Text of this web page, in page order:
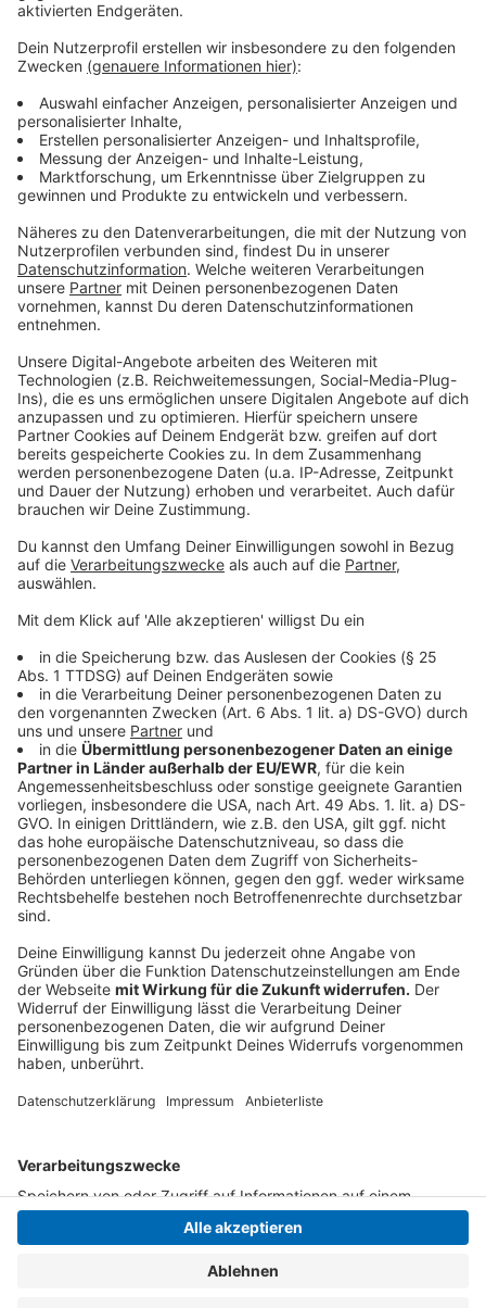
Blaumeisenweg 53
Schulstraße 2
Feldstraße 7a
Nordring 56
Alter Markt 1
Ackerstraße 1, 9a und 12
Grenzstraße 25 und 120
Kirchenfeld 5
Corneliusstraße 167
Kastanienallee 46
Leipziger Straße 135
Willicher Straße 40
Sternstraße 29a
Südstraße 8a und 105
Kopernikusstraße 13
Anzeige